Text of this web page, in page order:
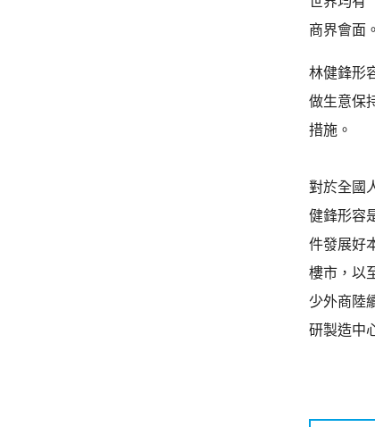
商界會面。
林健鋒形
做生意保
措施。
對於全國
健鋒形容
件發展好
樓市，以
少外商陸
研製造中